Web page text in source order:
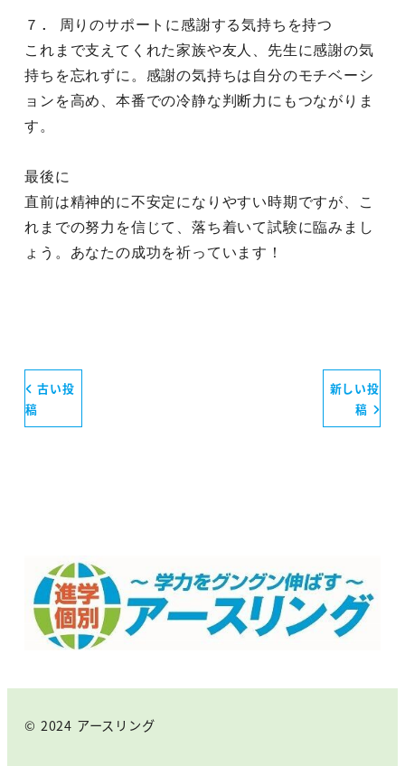
７. 周りのサポートに感謝する気持ちを持つ
これまで支えてくれた家族や友人、先生に感謝の気
持ちを忘れずに。感謝の気持ちは自分のモチベーシ
ョンを高め、本番での冷静な判断力にもつながりま
す。
最後に
直前は精神的に不安定になりやすい時期ですが、こ
れまでの努力を信じて、落ち着いて試験に臨みまし
ょう。あなたの成功を祈っています！
古い投
稿
新しい投
稿
© 2024 アースリング